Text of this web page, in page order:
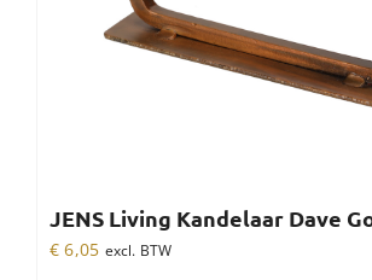
JENS Living Kandelaar Dave
€ 6,05 excl. BTW